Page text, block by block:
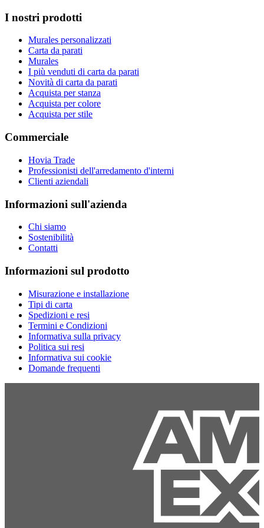
I nostri prodotti
Murales personalizzati
Carta da parati
Murales
I più venduti di carta da parati
Novità di carta da parati
Acquista per stanza
Acquista per colore
Acquista per stile
Commerciale
Hovia Trade
Professionisti dell'arredamento d'interni
Clienti aziendali
Informazioni sull'azienda
Chi siamo
Sostenibilità
Contatti
Informazioni sul prodotto
Misurazione e installazione
Tipi di carta
Spedizioni e resi
Termini e Condizioni
Informativa sulla privacy
Politica sui resi
Informativa sui cookie
Domande frequenti